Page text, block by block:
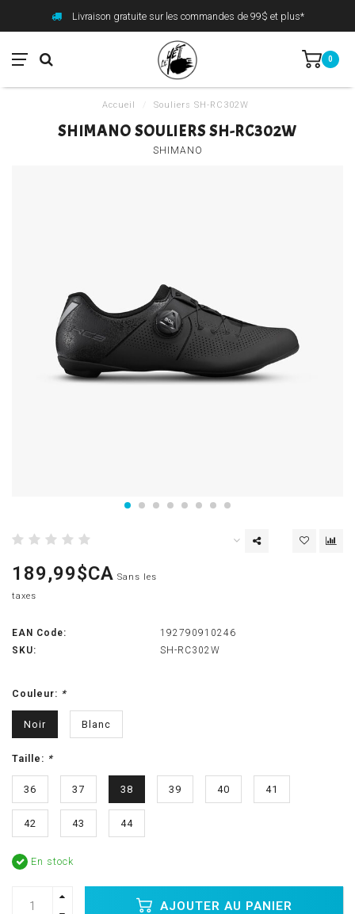
Livraison gratuite sur les commandes de 99$ et plus*
0
Accueil Souliers SH-RC302W
SHIMANO SOULIERS SH-RC302W
SHIMANO
189,99$CA Sans les
taxes
EAN Code:
192790910246
SKU:
SH-RC302W
Couleur: *
Noir Blanc
Taille: *
36 37 38 39 40 41
42 43 44
En stock
AJOUTER AU PANIER